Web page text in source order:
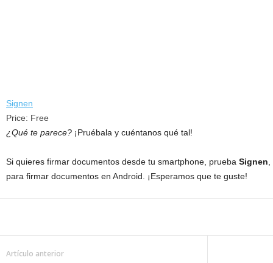
Signen
Price: Free
¿Qué te parece? ¡Pruébala y cuéntanos qué tal!
Si quieres firmar documentos desde tu smartphone, prueba Signen
para firmar documentos en Android. ¡Esperamos que te guste!
Artículo anterior